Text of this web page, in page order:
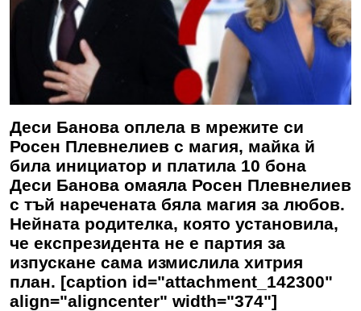
Деси Банова оплела в мрежите си
Росен Плевнелиев с магия, майка й
била инициатор и платила 10 бона
Деси Банова омаяла Росен Плевнелиев
с тъй наречената бяла магия за любов.
Нейната родителка, която установила,
че експрезидента не е партия за
изпускане сама измислила хитрия
план. [caption id="attachment_142300"
align="aligncenter" width="374"]